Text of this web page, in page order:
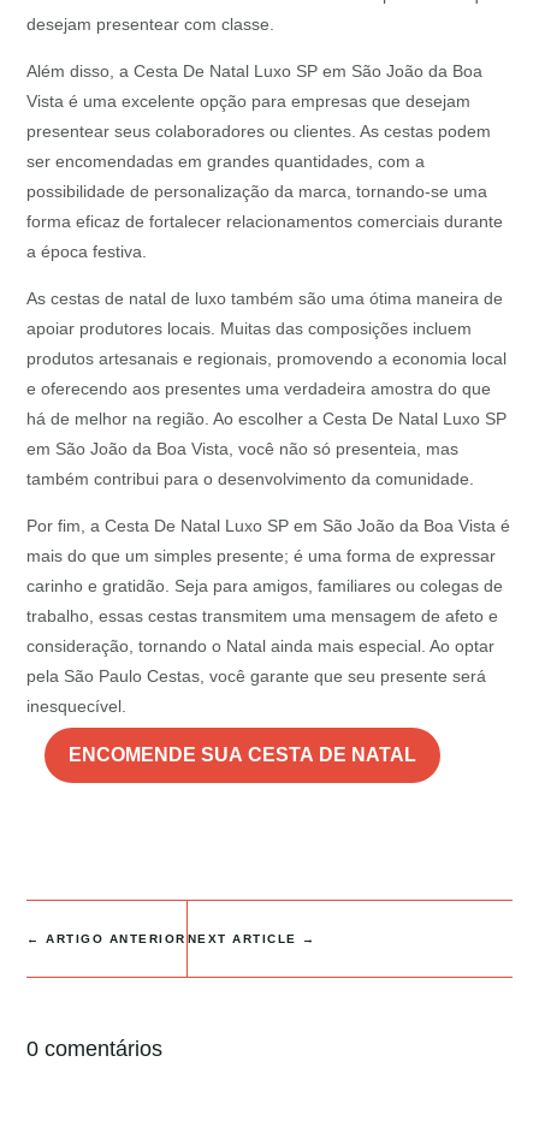
desejam presentear com classe.
Além disso, a Cesta De Natal Luxo SP em São João da Boa
Vista é uma excelente opção para empresas que desejam
presentear seus colaboradores ou clientes. As cestas podem
ser encomendadas em grandes quantidades, com a
possibilidade de personalização da marca, tornando-se uma
forma eficaz de fortalecer relacionamentos comerciais durante
a época festiva.
As cestas de natal de luxo também são uma ótima maneira de
apoiar produtores locais. Muitas das composições incluem
produtos artesanais e regionais, promovendo a economia local
e oferecendo aos presentes uma verdadeira amostra do que
há de melhor na região. Ao escolher a Cesta De Natal Luxo SP
em São João da Boa Vista, você não só presenteia, mas
também contribui para o desenvolvimento da comunidade.
Por fim, a Cesta De Natal Luxo SP em São João da Boa Vista é
mais do que um simples presente; é uma forma de expressar
carinho e gratidão. Seja para amigos, familiares ou colegas de
trabalho, essas cestas transmitem uma mensagem de afeto e
consideração, tornando o Natal ainda mais especial. Ao optar
pela São Paulo Cestas, você garante que seu presente será
inesquecível.
ENCOMENDE SUA CESTA DE NATAL
←ARTIGO ANTERIOR NEXT ARTICLE →
0 comentários